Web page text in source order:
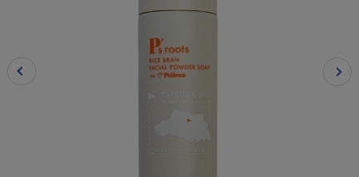
/ ブランド一覧